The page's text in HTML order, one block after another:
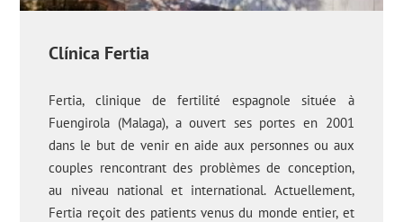
Clínica Fertia
Fertia, clinique de fertilité espagnole située à
Fuengirola (Malaga), a ouvert ses portes en 2001
dans le but de venir en aide aux personnes ou aux
couples rencontrant des problèmes de conception,
au niveau national et international. Actuellement,
Fertia reçoit des patients venus du monde entier, et